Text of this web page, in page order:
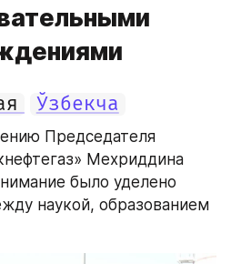
Ўзбекча
Председателя
Мехриддина
было уделено
наукой, образованием